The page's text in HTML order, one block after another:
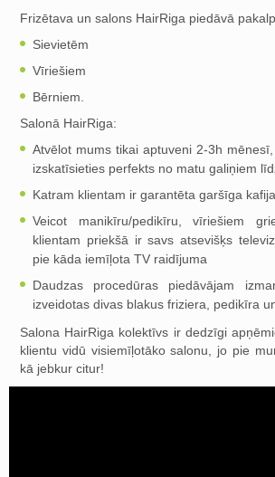
Frizētava un salons HairRiga piedāvā
Sievietēm
Vīriešiem
Bērniem.
Salonā HairRiga:
Atvēlot mums tikai aptuveni 2-3h
izskatīsieties perfekts no matu galiņiem
Katram klientam ir garantēta garšīga
Veicot manikīru/pedikīru, vīriešiem
klientam priekšā ir savs atsevišķs
pie kāda iemīļota TV raidījuma
Daudzas procedūras piedāvājam
izveidotas divas blakus friziera, pedikīra
Salona HairRiga kolektīvs ir dedzīgi
klientu vidū visiemīļotāko salonu, jo pie
kā jebkur citur!